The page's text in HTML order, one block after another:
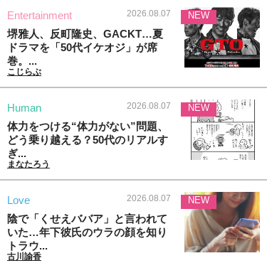
Entertainment 2026.08.07
堺雅人、反町隆史、GACKT…夏
ドラマを「50代イケオジ」が席
巻。...
こじらぶ
NEW
Human 2026.08.07
体力をつける“体力がない”問題、
どう乗り越える？50代のリアルす
ぎ...
まなたろう
NEW
Love 2026.08.07
陰で「くせえババア」と言われて
いた…年下彼氏のウラの顔を知り
トラウ...
古川諭香
NEW